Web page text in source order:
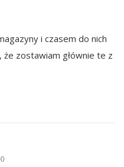
i czasem do nich
że zostawiam głównie te z